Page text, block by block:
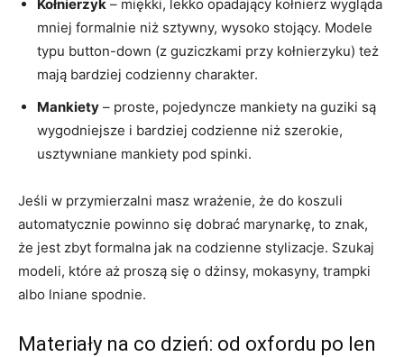
Kołnierzyk – miękki, lekko opadający kołnierz wygląda
mniej formalnie niż sztywny, wysoko stojący. Modele
typu button-down (z guziczkami przy kołnierzyku) też
mają bardziej codzienny charakter.
Mankiety – proste, pojedyncze mankiety na guziki są
wygodniejsze i bardziej codzienne niż szerokie,
usztywniane mankiety pod spinki.
Jeśli w przymierzalni masz wrażenie, że do koszuli
automatycznie powinno się dobrać marynarkę, to znak,
że jest zbyt formalna jak na codzienne stylizacje. Szukaj
modeli, które aż proszą się o dżinsy, mokasyny, trampki
albo lniane spodnie.
Materiały na co dzień: od oxfordu po len